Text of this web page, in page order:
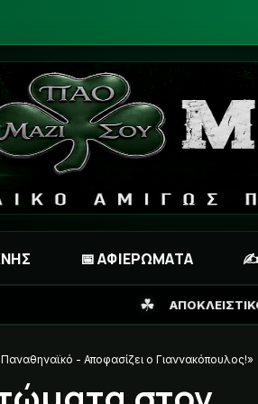
📅 ΑΦΙΕΡΩΜΑΤΑ ✍️
ΑΠΟΚΛΕΙΣΤΙΚΟ: Η ΠΡΟΘΕΣΗ ΤΟΥ
- Αποφασίζει ο Γιαννακόπουλος!»